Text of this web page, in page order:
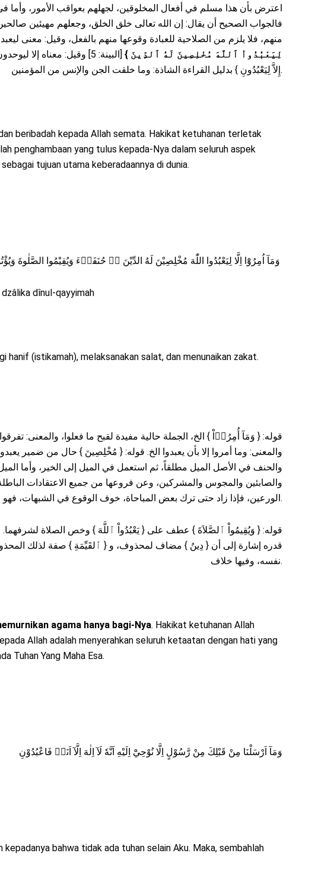
اعترض بأن هذا مسلم في أفعال المخلوقين، لجهلهم بعواقب الأمور، وأما
فالجواب الصحيح أن يقال: إن الله تعالى خلق الخلق، وجعلهم مهيئين
منهم، فلا يلزم من الصلاحية للعبادة وقوعها منهم بالفعل، وقيل: معنى
لِيَعْبُدُواْ ٱللَّهَ مُخْلِصِينَ لَهُ ٱلدِّينَ }
[البينة: 5] وقيل: معناه
إِلاَّ لِيَعْبُدُونِ } بدليل القراءة الشاذة: وما خلقت الجن والإنس من المؤمنين.
beribadah kepada Allah semata. Hakikat ketuhanan terletak
penghambaan yang tulus kepada-Nya dalam seluruh aspek
tujuan utama keberadaannya di dunia.
dînul-qayyimah
(istikamah), melaksanakan salat, dan menunaikan zakat.
قوله: { وَمَآ أُمِرُوۤاْ } الخ، الجملة حالية مفيدة لقبح ما فعلوا، والمعنى: تفرقوا
والمعنى: وما أمروا إلا بأن يعبدوا الخ. قوله: { مُخْلِصِينَ } حال من ضمير
والحنف في الأصل الميل مطلقاً، ثم استعمل في الميل إلى الخير، وأما
والصابئين والمجوس والمشركين، وعن فروعها من جميع الاعتقادات
الورعين، فإذا زاد حتى ترك بعض المباحاة، خوف الوقوع في الشبهات، فهو مقام الأورع والزاهد، فالآية جامعة لذلك كله.
قوله: { وَيُقِيمُواْ ٱلصَّلاَةَ } عطف على { يَعْبُدُواْ ٱللَّهَ } وخص الصلاة لشرفهما.
قدره إشارة إلى أن { دِينُ } مضاف لمحذوف، و { ٱلقَيِّمَةِ } صفة لذلك
نفسه، وفيها خلاف.
agama hanya bagi-Nya. Hakikat ketuhanan Allah
Allah adalah menyerahkan seluruh ketaatan dengan hati yang
Tuhan Yang Maha Esa.
وَمَآ اَرْسَلْنَا مِنْ قَبْلِكَ مِنْ رَّسُوْلٍ اِلَّا نُوْحِيْٓ اِلَيْهِ اَنَّهٗ لَآ اِلٰهَ اِلَّآ اَنَا۠ فَاعْبُدُوْنِ
bahwa tidak ada tuhan selain Aku. Maka, sembahlah